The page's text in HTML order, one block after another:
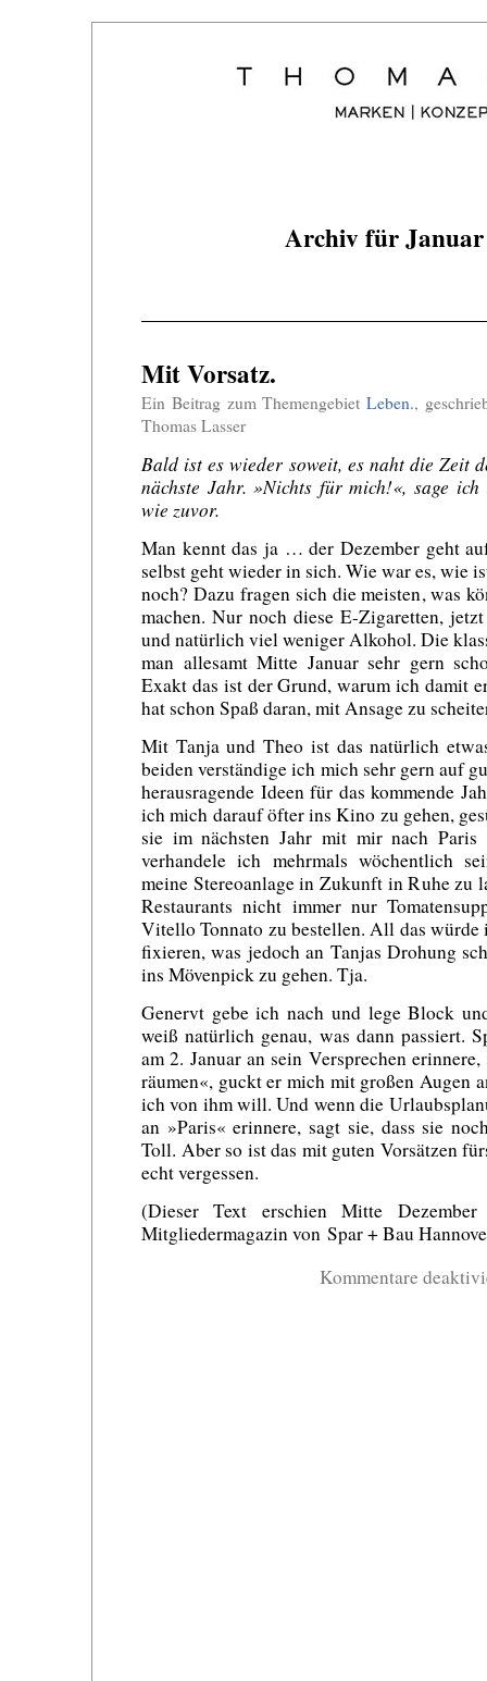
Archiv für Januar
Mit Vorsatz.
Ein Beitrag zum ThemengebietLeben.,
Thomas Lasser
Bald ist es wieder soweit, es naht die Zeit
nächste Jahr. »Nichts für mich!«, sage
wie zuvor.
Man kennt das ja … der Dezember geht
selbst geht wieder in sich. Wie war es, wie
noch? Dazu fragen sich die meisten, was
machen. Nur noch diese E-Zigaretten,
und natürlich viel weniger Alkohol. Die
man allesamt Mitte Januar sehr gern
Exakt das ist der Grund, warum ich damit
hat schon Spaß daran, mit Ansage zu
Mit Tanja und Theo ist das natürlich
beiden verständige ich mich sehr gern auf
herausragende Ideen für das kommende
ich mich darauf öfter ins Kino zu gehen,
sie im nächsten Jahr mit mir nach
verhandele ich mehrmals wöchentlich
meine Stereoanlage in Zukunft in Ruhe zu
Restaurants nicht immer nur
Vitello Tonnato zu bestellen. All das
fixieren, was jedoch an Tanjas Drohung
ins Mövenpick zu gehen. Tja.
Genervt gebe ich nach und lege Block
weiß natürlich genau, was dann passiert.
am 2. Januar an sein Versprechen
räumen«, guckt er mich mit großen Augen
ich von ihm will. Und wenn die
an »Paris« erinnere, sagt sie, dass sie
Toll. Aber so ist das mit guten Vorsätzen
echt vergessen.
(Dieser Text erschien Mitte
Mitgliedermagazin von Spar + Bau
Kommentare